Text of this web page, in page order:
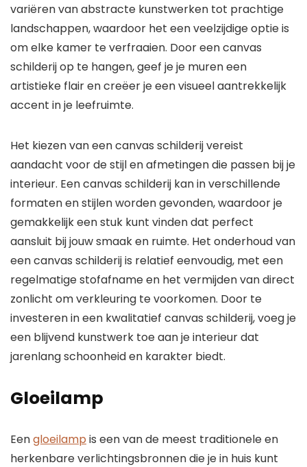
variëren van abstracte kunstwerken tot prachtige
landschappen, waardoor het een veelzijdige optie is
om elke kamer te verfraaien. Door een canvas
schilderij op te hangen, geef je je muren een
artistieke flair en creëer je een visueel aantrekkelijk
accent in je leefruimte.
Het kiezen van een canvas schilderij vereist
aandacht voor de stijl en afmetingen die passen bij je
interieur. Een canvas schilderij kan in verschillende
formaten en stijlen worden gevonden, waardoor je
gemakkelijk een stuk kunt vinden dat perfect
aansluit bij jouw smaak en ruimte. Het onderhoud van
een canvas schilderij is relatief eenvoudig, met een
regelmatige stofafname en het vermijden van direct
zonlicht om verkleuring te voorkomen. Door te
investeren in een kwalitatief canvas schilderij, voeg je
een blijvend kunstwerk toe aan je interieur dat
jarenlang schoonheid en karakter biedt.
Gloeilamp
Eengloeilamp is een van de meest traditionele en
herkenbare verlichtingsbronnen die je in huis kunt